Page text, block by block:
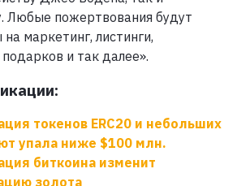
Любые пожертвования будут
маркетинг, листинги,
и так далее».
токенов ERC20 и небольших
упала ниже $100 млн.
биткоина изменит
золота